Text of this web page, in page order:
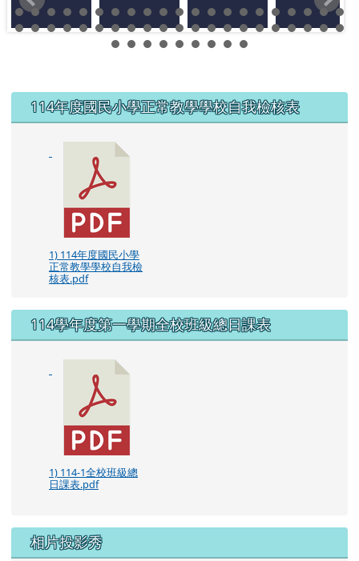
左邊區域內容
114年度國民小學正常教學學校自我檢核表
1) 114年度國民小學
正常教學學校自我檢
核表.pdf
114學年度第一學期全校班級總日課表
1) 114-1全校班級總
日課表.pdf
相片投影秀